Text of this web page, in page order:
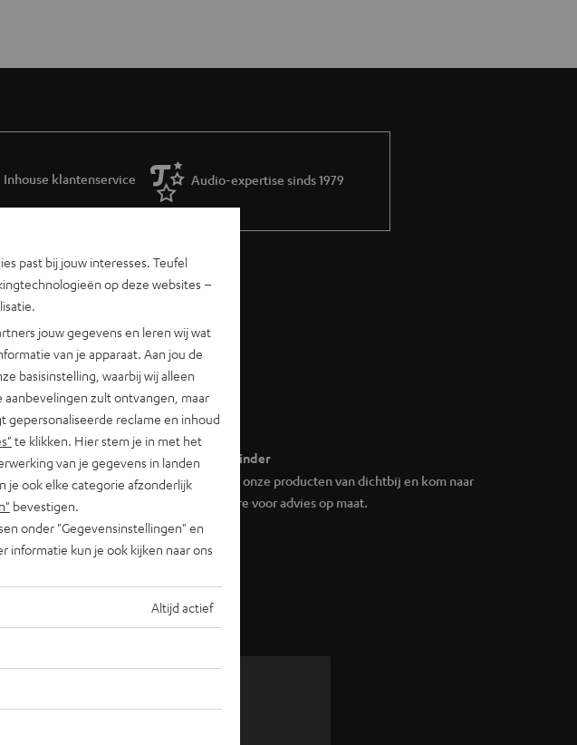
Inhouse klantenservice Audio-expertise sinds 1979
vragen
Storefinder
Beleef onze producten van dichtbij en kom naar
de store voor advies op maat.
past bij jouw interesses. Teufel
op deze websites –
jouw gegevens en leren wij wat
van je apparaat. Aan jou de
basisinstelling, waarbij wij alleen
zult ontvangen, maar
gepersonaliseerde reclame en inhoud
te klikken. Hier stem je in met het
van je gegevens in landen
je ook elke categorie afzonderlijk
bevestigen.
onder "Gegevensinstellingen" en
informatie kun je ook kijken naar ons
Altijd actief